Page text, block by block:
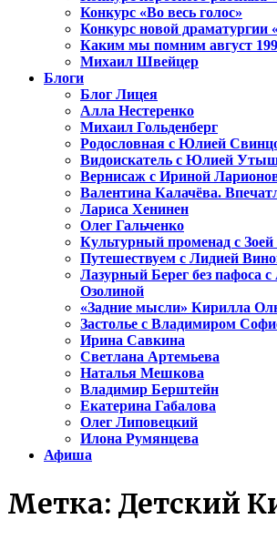
Конкурс «Во весь голос»
Конкурс новой драматургии
Каким мы помним август
Михаил Швейцер
Блоги
Блог Лицея
Алла Нестеренко
Михаил Гольденберг
Родословная с Юлией
Видоискатель с Юлией
Вернисаж с Ириной
Валентина Калачёва.
Лариса Хенинен
Олег Гальченко
Культурный променад с
Путешествуем с Лидией
Лазурный Берег без пафоса
Озолиной
«Задние мысли» Кирилла
Застолье с Владимиром
Ирина Савкина
Светлана Артемьева
Наталья Мешкова
Владимир Берштейн
Екатерина Габалова
Олег Липовецкий
Илона Румянцева
Афиша
Метка: Детский